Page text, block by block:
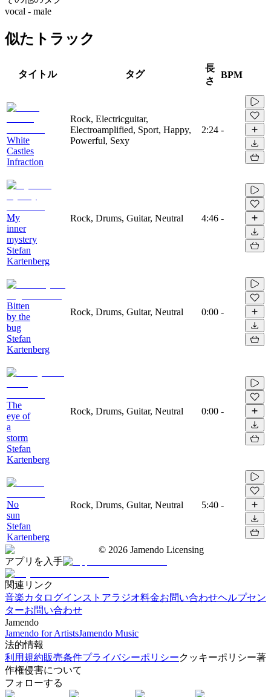
vocal - male
似たトラック
タイトル タグ
長
さ
BPM
White
Castles
Infraction
Rock, Electricguitar,
Electroamplified, Sport, Happy,
Powerful, Sexy
2:24 -
My
inner
mystery
Stefan
Kartenberg
Rock, Drums, Guitar, Neutral 4:46 -
Bitten
by the
bug
Stefan
Kartenberg
Rock, Drums, Guitar, Neutral 0:00 -
The
eye of
a
storm
Stefan
Kartenberg
Rock, Drums, Guitar, Neutral 0:00 -
No
sun
Stefan
Kartenberg
Rock, Drums, Guitar, Neutral 5:40 -
© 2026 Jamendo Licensing
アプリを入手
関連リンク
音楽カタログインストアラジオ料金お問い合わせヘルプセン
ターお問い合わせ
Jamendo
Jamendo for ArtistsJamendo Music
法的情報
利用規約販売条件プライバシーポリシークッキーポリシー著
作権侵害について
フォローする